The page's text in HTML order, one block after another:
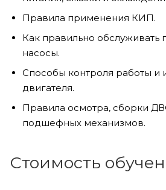
Правила применения КИП.
Как правильно обслуживать
насосы.
Способы контроля работы и
двигателя.
Правила осмотра, сборки
подшефных механизмов.
Стоимость